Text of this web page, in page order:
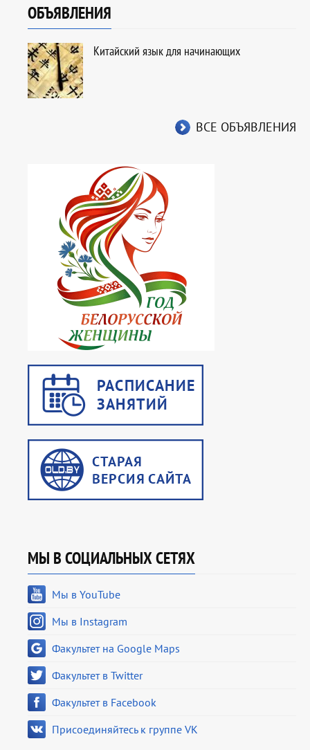
ОБЪЯВЛЕНИЯ
Китайский язык для начинающих
ВСЕ ОБЪЯВЛЕНИЯ
МЫ В СОЦИАЛЬНЫХ СЕТЯХ
Мы в YouTube
Мы в Instagram
Факультет на Google Maps
Факультет в Twitter
Факультет в Facebook
Присоединяйтесь к группе VK